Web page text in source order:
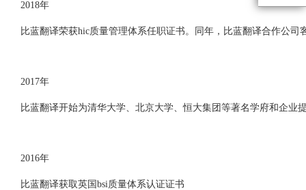
2018年
比蓝翻译荣获hic质量管理体系任职证书。同年，比蓝翻译合作公司
2017年
比蓝翻译开始为清华大学、北京大学、恒大集团等著名学府和企业
2016年
比蓝翻译获取英国bsi质量体系认证证书